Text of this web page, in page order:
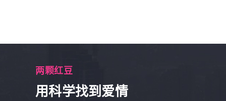
两颗红豆
用科学找到爱情